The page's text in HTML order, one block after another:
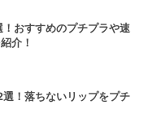
おすすめのプチプラや速
介！
！落ちないリップをプチ